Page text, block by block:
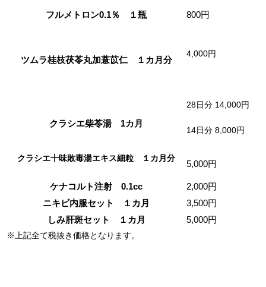
フルメトロン0.1％ １瓶 800円
ツムラ桂枝茯苓丸加薏苡仁 １カ月分
4,000円
クラシエ柴苓湯 1カ月
28日分 14,000円
14日分 8,000円
クラシエ十味敗毒湯エキス細粒 １カ月分
5,000円
ケナコルト注射 0.1cc
2,000円
ニキビ内服セット １カ月
3,500円
しみ肝斑セット １カ月
5,000円
※上記全て税抜き価格となります。